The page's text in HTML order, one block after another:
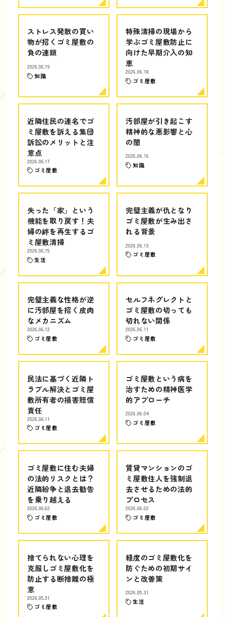
ストレス発散の買い
物が招くゴミ屋敷の
負の連鎖
2026.06.19
知識
特殊清掃の現場から
学ぶゴミ屋敷防止に
向けた早期介入の知
恵
2026.06.18
ゴミ屋敷
近隣住民の連名でゴ
ミ屋敷を訴える集団
訴訟のメリットと注
意点
2026.06.17
ゴミ屋敷
汚部屋が引き起こす
精神的な悪影響と心
の闇
2026.06.16
知識
失った「家」という
機能を取り戻す！夫
婦の絆を再生するゴ
ミ屋敷清掃
2026.06.15
生活
完璧主義が仇となり
ゴミ屋敷が生み出さ
れる背景
2026.06.13
ゴミ屋敷
完璧主義な性格が逆
に汚部屋を招く皮肉
なメカニズム
2026.06.12
ゴミ屋敷
セルフネグレクトと
ゴミ屋敷の切っても
切れない関係
2026.06.11
ゴミ屋敷
民法に基づく近隣ト
ラブル解決とゴミ屋
敷所有者の損害賠償
責任
2026.06.11
ゴミ屋敷
ゴミ屋敷という病を
治すための精神医学
的アプローチ
2026.06.04
ゴミ屋敷
ゴミ屋敷に住む夫婦
の法的リスクとは？
近隣紛争と退去勧告
を乗り越える
2026.06.02
ゴミ屋敷
賃貸マンションのゴ
ミ屋敷住人を強制退
去させるための法的
プロセス
2026.06.02
ゴミ屋敷
捨てられない心理を
克服しゴミ屋敷化を
防止する断捨離の極
意
2026.05.31
ゴミ屋敷
軽度のゴミ屋敷化を
防ぐための初期サイ
ンと改善策
2026.05.31
生活